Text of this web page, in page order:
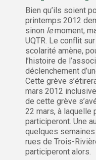
Bien qu’ils soient
printemps 2012
sinon lemoment,
UQTR. Le conflit
scolarité amène,
l’histoire de
déclenchement
Cette grève
mars 2012
de cette grève
22 mars, à laquelle
participeront. Une
quelques
rues de Trois-
participeront alors.